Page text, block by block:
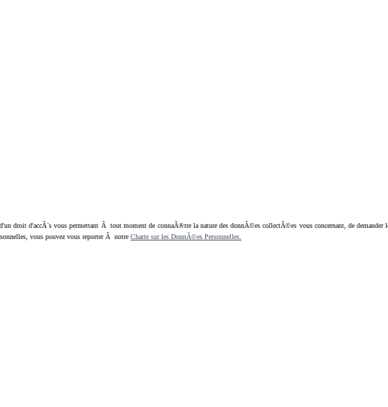
d'accÃ¨s vous permettant Ã tout moment de connaÃ®tre la nature des donnÃ©es collectÃ©es vous concernant, de demander
vous pouvez vous reporter Ã notre Charte sur les DonnÃ©es Personnelles.